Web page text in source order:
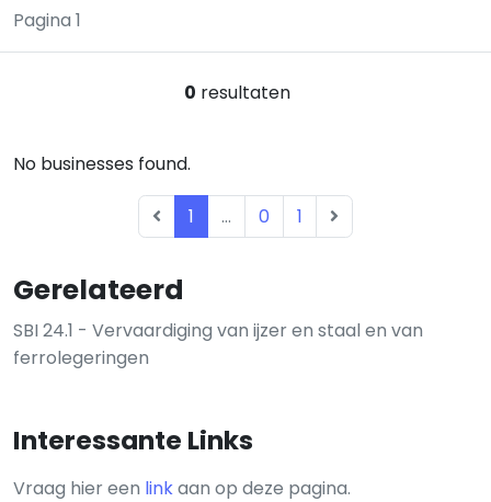
Pagina 1
Gerelateerd
SBI 24.1 - Vervaardiging van ijzer en staal en van
ferrolegeringen
Interessante Links
Vraag hier een linkaan op deze pagina.
0 resultaten
No businesses found.
1 ... 0 1